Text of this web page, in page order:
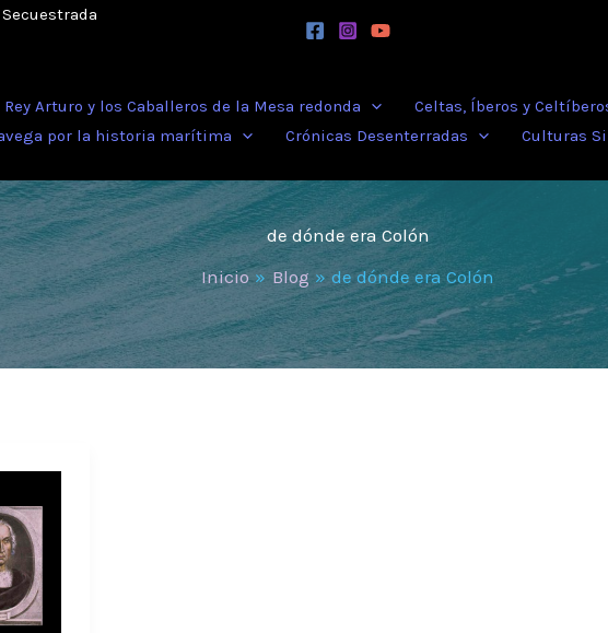
Rey Arturo y los Caballeros de la Mesa redonda Celtas, Íberos y
por la historia marítima
Crónicas Desenterradas Culturas
de dónde era Colón
Inicio
Blog de dónde era Colón